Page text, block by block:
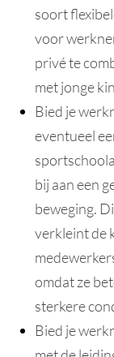
soort
voor
privé te
met jonge
Bied je
eventueel
bij aan een
beweging.
verkleint de
omdat ze
sterkere
Bied je